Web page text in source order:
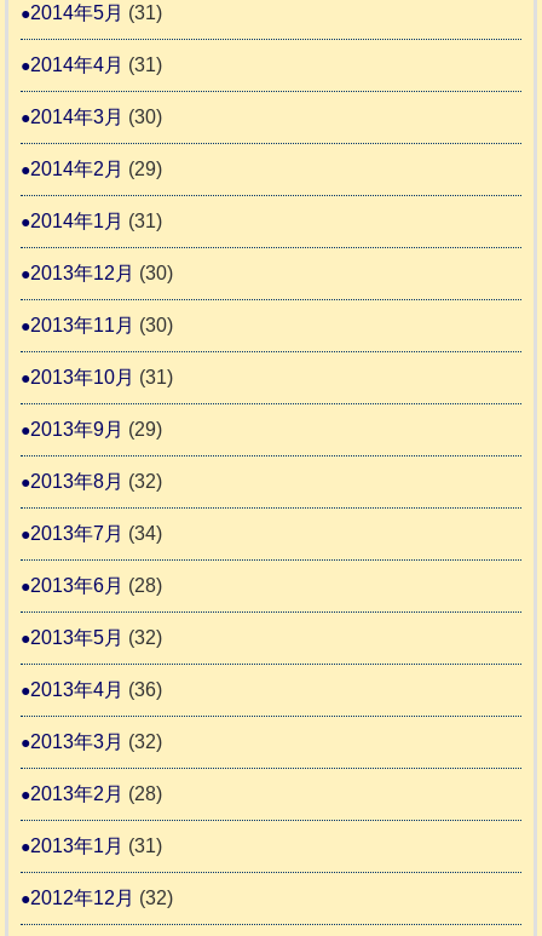
2014年5月 (31)
2014年4月 (31)
2014年3月 (30)
2014年2月 (29)
2014年1月 (31)
2013年12月 (30)
2013年11月 (30)
2013年10月 (31)
2013年9月 (29)
2013年8月 (32)
2013年7月 (34)
2013年6月 (28)
2013年5月 (32)
2013年4月 (36)
2013年3月 (32)
2013年2月 (28)
2013年1月 (31)
2012年12月 (32)